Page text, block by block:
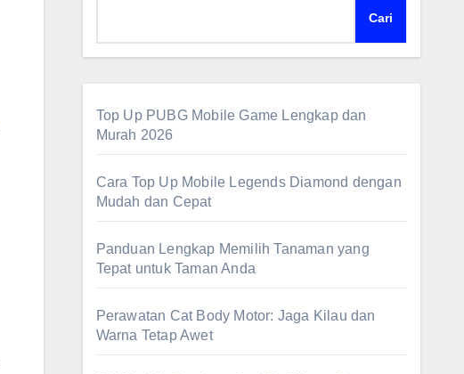
Cari
Top Up PUBG Mobile Game Lengkap dan
Murah 2026
Cara Top Up Mobile Legends Diamond dengan
Mudah dan Cepat
Panduan Lengkap Memilih Tanaman yang
Tepat untuk Taman Anda
Perawatan Cat Body Motor: Jaga Kilau dan
Warna Tetap Awet